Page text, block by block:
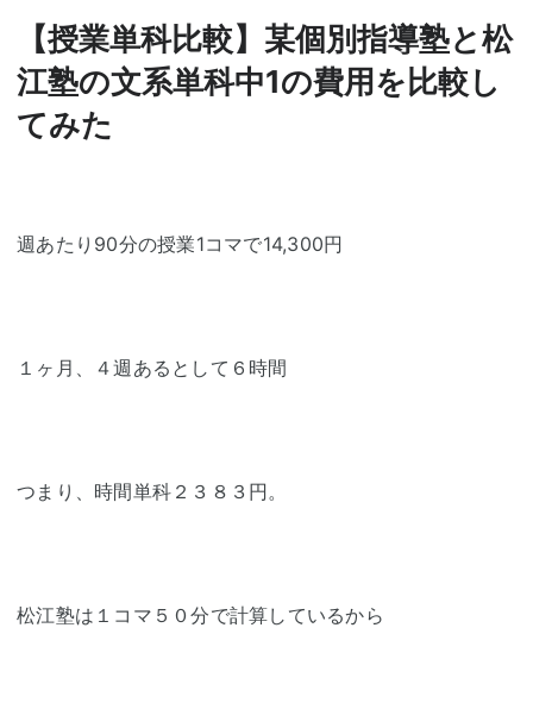
【授業単科比較】某個別指導塾と松
江塾の文系単科中1の費用を比較し
てみた
週あたり90分の授業1コマで14,300円
１ヶ月、４週あるとして６時間
つまり、時間単科２３８３円。
松江塾は１コマ５０分で計算しているから